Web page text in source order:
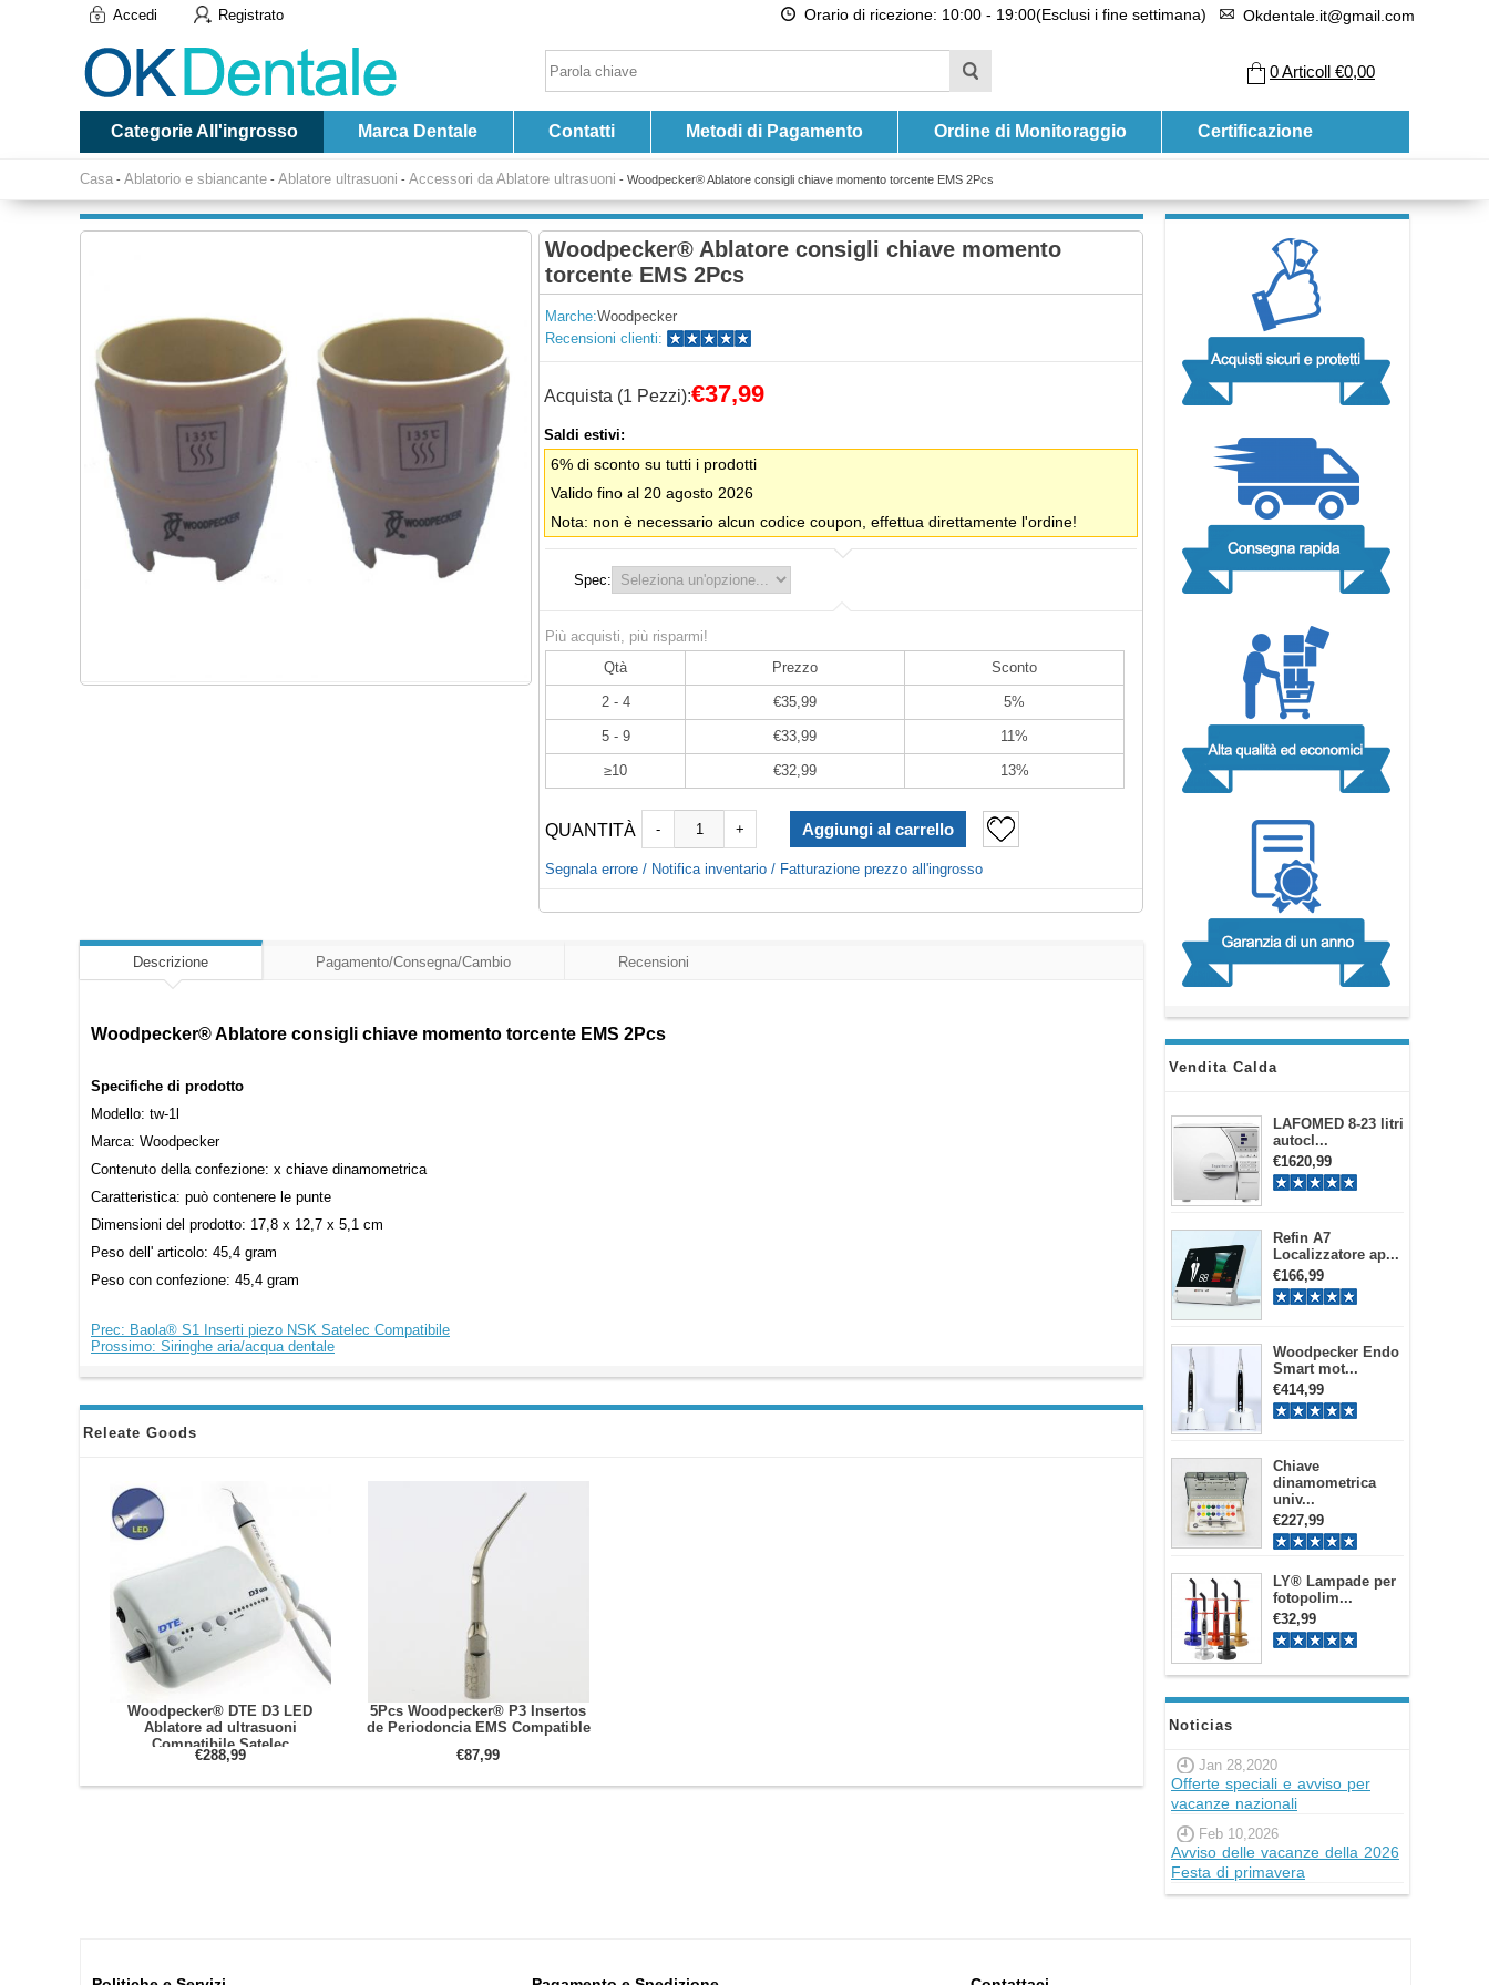
Accedi Registrato Orario di ricezione: 10:00 - 19:00(Esclusi i fine settimana) Okdentale.it@gmail.com
0Articoll €0,00
Categorie All'ingrosso Marca Dentale Contatti Metodi di Pagamento Ordine di Monitoraggio Certificazione
Casa - Ablatorio e sbiancante - Ablatore ultrasuoni - Accessori da Ablatore ultrasuoni - Woodpecker® Ablatore consigli chiave momento torcente EMS 2Pcs
Vendita Calda
LAFOMED 8-23 litri
autocl...
€1620,99
Refin A7
Localizzatore ap...
€166,99
Woodpecker Endo
Smart mot...
€414,99
Chiave
dinamometrica
univ...
€227,99
LY® Lampade per
fotopolim...
€32,99
Noticias
Jan 28,2020
Offerte speciali e avviso per
vacanze nazionali
Feb 10,2026
Avviso delle vacanze della 2026
Festa di primavera
Woodpecker® Ablatore consigli chiave momento
torcente EMS 2Pcs
Marche:Woodpecker
Recensioni clienti:
Acquista (1 Pezzi):€37,99
Saldi estivi:
6% di sconto su tutti i prodotti
Valido fino al 20 agosto 2026
Nota: non è necessario alcun codice coupon, effettua direttamente l'ordine!
Spec:
Più acquisti, più risparmi!
Qtà
Prezzo Sconto
2 - 4 €35,99 5%
5 - 9 €33,99 11%
≥10 €32,99 13%
QUANTITÀ - +
Segnala errore / Notifica inventario / Fatturazione prezzo all'ingrosso
Descrizione Pagamento/Consegna/Cambio Recensioni
Woodpecker® Ablatore consigli chiave momento torcente EMS 2Pcs
Specifiche di prodotto
Modello: tw-1l
Marca: Woodpecker
Contenuto della confezione: x chiave dinamometrica
Caratteristica: può contenere le punte
Dimensioni del prodotto: 17,8 x 12,7 x 5,1 cm
Peso dell' articolo: 45,4 gram
Peso con confezione: 45,4 gram
Prec: Baola® S1 Inserti piezo NSK Satelec Compatibile
Prossimo: Siringhe aria/acqua dentale
Releate Goods
Woodpecker® DTE D3 LED
Ablatore ad ultrasuoni
Compatibile Satelec
€288,99
5Pcs Woodpecker® P3 Insertos
de Periodoncia EMS Compatible
€87,99